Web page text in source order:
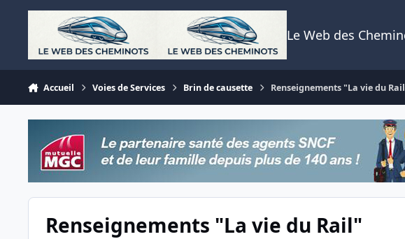
Aller au contenu
Le Web des
Accueil Voies de Services Brin de causette Renseignements "La vie du
Renseignements "La vie du Rail"